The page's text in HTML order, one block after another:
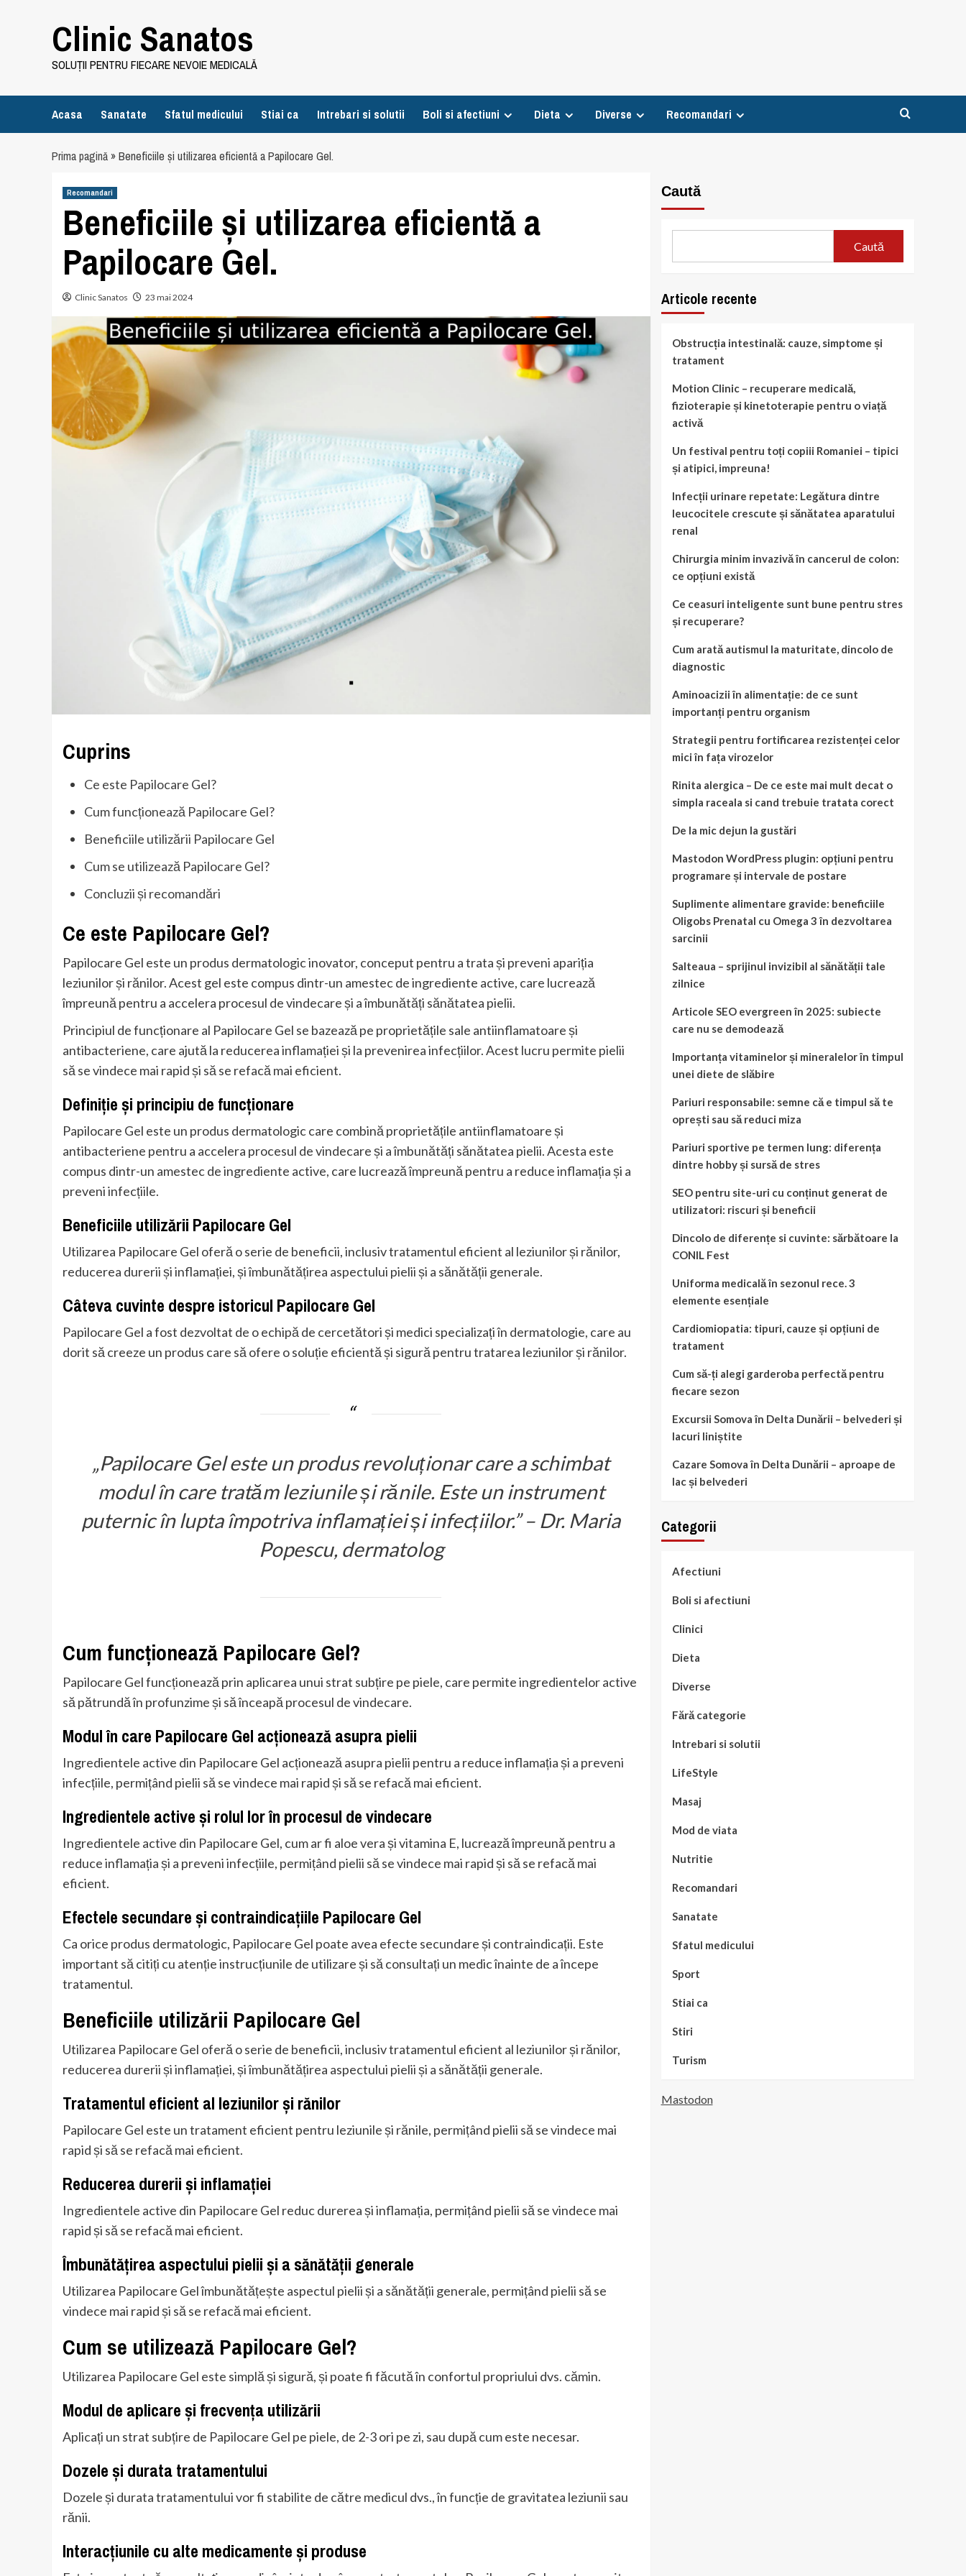
Clinic Sanatos
SOLUȚII PENTRU FIECARE NEVOIE MEDICALĂ
Acasa Sanatate Sfatul medicului Stiai ca Intrebari si solutii Boli si afectiuni Dieta Diverse Recomandari
Prima pagină»Beneficiile și utilizarea eficientă a Papilocare Gel.
Recomandari
Beneficiile și utilizarea eficientă a
Papilocare Gel.
Clinic Sanatos 23 mai 2024
Cuprins
Ce este Papilocare Gel?
Cum funcționează Papilocare Gel?
Beneficiile utilizării Papilocare Gel
Cum se utilizează Papilocare Gel?
Concluzii și recomandări
Ce este Papilocare Gel?
Papilocare Gel este un produs dermatologic inovator, conceput pentru a trata și preveni apariția
leziunilor și rănilor. Acest gel este compus dintr-un amestec de ingrediente active, care lucrează
împreună pentru a accelera procesul de vindecare și a îmbunătăți sănătatea pielii.
Principiul de funcționare al Papilocare Gel se bazează pe proprietățile sale antiinflamatoare și
antibacteriene, care ajută la reducerea inflamației și la prevenirea infecțiilor. Acest lucru permite pielii
să se vindece mai rapid și să se refacă mai eficient.
Definiție și principiu de funcționare
Papilocare Gel este un produs dermatologic care combină proprietățile antiinflamatoare și
antibacteriene pentru a accelera procesul de vindecare și a îmbunătăți sănătatea pielii. Acesta este
compus dintr-un amestec de ingrediente active, care lucrează împreună pentru a reduce inflamația și a
preveni infecțiile.
Beneficiile utilizării Papilocare Gel
Utilizarea Papilocare Gel oferă o serie de beneficii, inclusiv tratamentul eficient al leziunilor și rănilor,
reducerea durerii și inflamației, și îmbunătățirea aspectului pielii și a sănătății generale.
Câteva cuvinte despre istoricul Papilocare Gel
Papilocare Gel a fost dezvoltat de o echipă de cercetători și medici specializați în dermatologie, care au
dorit să creeze un produs care să ofere o soluție eficientă și sigură pentru tratarea leziunilor și rănilor.
„Papilocare Gel este un produs revoluționar care a schimbat
modul în care tratăm leziunile și rănile. Este un instrument
puternic în lupta împotriva inflamației și infecțiilor.” – Dr. Maria
Popescu, dermatolog
Cum funcționează Papilocare Gel?
Papilocare Gel funcționează prin aplicarea unui strat subțire pe piele, care permite ingredientelor active
să pătrundă în profunzime și să înceapă procesul de vindecare.
Modul în care Papilocare Gel acționează asupra pielii
Ingredientele active din Papilocare Gel acționează asupra pielii pentru a reduce inflamația și a preveni
infecțiile, permițând pielii să se vindece mai rapid și să se refacă mai eficient.
Ingredientele active și rolul lor în procesul de vindecare
Ingredientele active din Papilocare Gel, cum ar fi aloe vera și vitamina E, lucrează împreună pentru a
reduce inflamația și a preveni infecțiile, permițând pielii să se vindece mai rapid și să se refacă mai
eficient.
Efectele secundare și contraindicațiile Papilocare Gel
Ca orice produs dermatologic, Papilocare Gel poate avea efecte secundare și contraindicații. Este
important să citiți cu atenție instrucțiunile de utilizare și să consultați un medic înainte de a începe
tratamentul.
Beneficiile utilizării Papilocare Gel
Utilizarea Papilocare Gel oferă o serie de beneficii, inclusiv tratamentul eficient al leziunilor și rănilor,
reducerea durerii și inflamației, și îmbunătățirea aspectului pielii și a sănătății generale.
Tratamentul eficient al leziunilor și rănilor
Papilocare Gel este un tratament eficient pentru leziunile și rănile, permițând pielii să se vindece mai
rapid și să se refacă mai eficient.
Reducerea durerii și inflamației
Ingredientele active din Papilocare Gel reduc durerea și inflamația, permițând pielii să se vindece mai
rapid și să se refacă mai eficient.
Îmbunătățirea aspectului pielii și a sănătății generale
Utilizarea Papilocare Gel îmbunătățește aspectul pielii și a sănătății generale, permițând pielii să se
vindece mai rapid și să se refacă mai eficient.
Cum se utilizează Papilocare Gel?
Utilizarea Papilocare Gel este simplă și sigură, și poate fi făcută în confortul propriului dvs. cămin.
Modul de aplicare și frecvența utilizării
Aplicați un strat subțire de Papilocare Gel pe piele, de 2-3 ori pe zi, sau după cum este necesar.
Dozele și durata tratamentului
Dozele și durata tratamentului vor fi stabilite de către medicul dvs., în funcție de gravitatea leziunii sau
rănii.
Interacțiunile cu alte medicamente și produse
Caută
Caută
Articole recente
Obstrucția intestinală: cauze, simptome și
tratament
Motion Clinic – recuperare medicală,
fizioterapie și kinetoterapie pentru o viață
activă
Un festival pentru toți copiii Romaniei – tipici
și atipici, impreuna!
Infecții urinare repetate: Legătura dintre
leucocitele crescute și sănătatea aparatului
renal
Chirurgia minim invazivă în cancerul de colon:
ce opțiuni există
Ce ceasuri inteligente sunt bune pentru stres
și recuperare?
Cum arată autismul la maturitate, dincolo de
diagnostic
Aminoacizii în alimentație: de ce sunt
importanți pentru organism
Strategii pentru fortificarea rezistenței celor
mici în fața virozelor
Rinita alergica – De ce este mai mult decat o
simpla raceala si cand trebuie tratata corect
De la mic dejun la gustări
Mastodon WordPress plugin: opțiuni pentru
programare și intervale de postare
Suplimente alimentare gravide: beneficiile
Oligobs Prenatal cu Omega 3 în dezvoltarea
sarcinii
Salteaua – sprijinul invizibil al sănătății tale
zilnice
Articole SEO evergreen în 2025: subiecte
care nu se demodează
Importanța vitaminelor și mineralelor în timpul
unei diete de slăbire
Pariuri responsabile: semne că e timpul să te
oprești sau să reduci miza
Pariuri sportive pe termen lung: diferența
dintre hobby și sursă de stres
SEO pentru site-uri cu conținut generat de
utilizatori: riscuri și beneficii
Dincolo de diferențe si cuvinte: sărbătoare la
CONIL Fest
Uniforma medicală în sezonul rece. 3
elemente esențiale
Cardiomiopatia: tipuri, cauze și opțiuni de
tratament
Cum să-ți alegi garderoba perfectă pentru
fiecare sezon
Excursii Somova în Delta Dunării – belvederi și
lacuri liniștite
Cazare Somova în Delta Dunării – aproape de
lac și belvederi
Categorii
Afectiuni
Boli si afectiuni
Clinici
Dieta
Diverse
Fără categorie
Intrebari si solutii
LifeStyle
Masaj
Mod de viata
Nutritie
Recomandari
Sanatate
Sfatul medicului
Sport
Stiai ca
Stiri
Turism
Mastodon